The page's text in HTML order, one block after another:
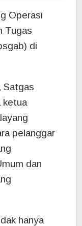
Operasi
Tugas
di
Satgas
ketua
pelanggar
dan
hanya